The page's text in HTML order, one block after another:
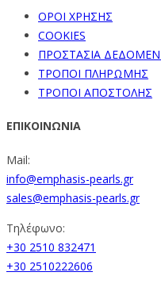
ΟΡΟΙ ΧΡΗΣΗΣ
COOKIES
ΠΡΟΣΤΑΣΙΑ
ΤΡΟΠΟΙ ΠΛΗΡΩΜΗΣ
ΤΡΟΠΟΙ ΑΠΟΣΤΟΛΗΣ
ΕΠΙΚΟΙΝΩΝΙΑ
Mail:
info@emphasis-pearls.gr
sales@emphasis-pearls.gr
Τηλέφωνο:
+30 2510 832471
+30 2510222606